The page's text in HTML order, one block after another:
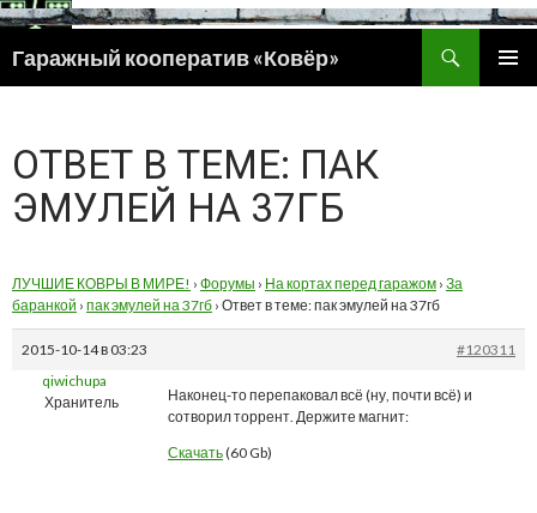
Гаражный кооператив «Ковёр»
ПЕРЕЙТИ
ОТВЕТ В ТЕМЕ: ПАК
ЭМУЛЕЙ НА 37ГБ
ЛУЧШИЕ КОВРЫ В МИРЕ! › Форумы › На кортах перед гаражом › За
баранкой › пак эмулей на 37гб › Ответ в теме: пак эмулей на 37гб
2015-10-14 в 03:23
#120311
qiwichupa
Хранитель
Наконец-то перепаковал всё (ну, почти всё) и
сотворил торрент. Держите магнит:
Скачать(60 Gb)